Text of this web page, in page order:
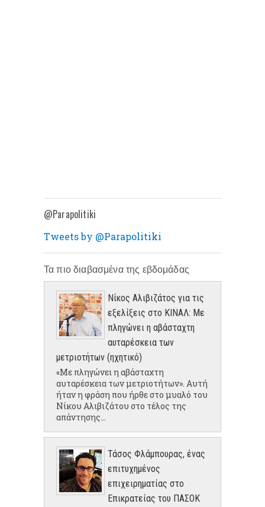
@Parapolitiki
Tweets by @Parapolitiki
Τα πιο διαβασμένα της εβδομάδας
Νίκος Αλιβιζάτος για τις
εξελίξεις στο ΚΙΝΑΛ: Με
πληγώνει η αβάσταχτη
αυταρέσκεια των
μετριοτήτων (ηχητικό)
«Με πληγώνει η αβάσταχτη
αυταρέσκεια των μετριοτήτων». Αυτή
ήταν η φράση που ήρθε στο μυαλό του
Νίκου Αλιβιζάτου στο τέλος της
απάντησης...
Τάσος Φλάμπουρας, ένας
επιτυχημένος
επιχειρηματίας στο
Επικρατείας του ΠΑΣΟΚ